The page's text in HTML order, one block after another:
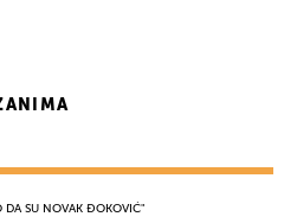
DA SU NOVAK ĐOKOVIĆ"